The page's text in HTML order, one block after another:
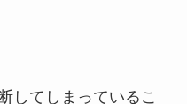
してしまっているこ